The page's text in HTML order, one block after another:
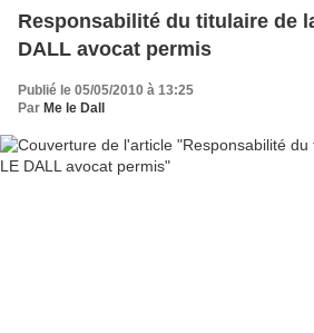
Responsabilité du titulaire de
DALL avocat permis
Publié le 05/05/2010 à 13:25
Par Me le Dall